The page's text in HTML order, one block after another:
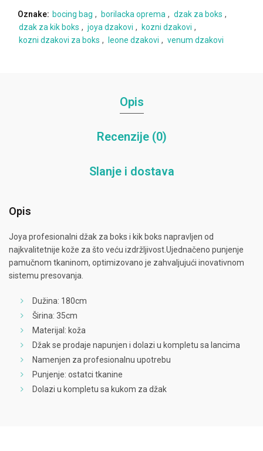
Oznake: bocing bag , borilacka oprema , dzak za boks ,
dzak za kik boks , joya dzakovi , kozni dzakovi ,
kozni dzakovi za boks , leone dzakovi , venum dzakovi
Opis
Recenzije (0)
Slanje i dostava
Opis
Joya profesionalni džak za boks i kik boks napravljen od
najkvalitetnije kože za što veću izdržljivost.Ujednačeno punjenje
pamučnom tkaninom, optimizovano je zahvaljujući inovativnom
sistemu presovanja.
Dužina: 180cm
Širina: 35cm
Materijal: koža
Džak se prodaje napunjen i dolazi u kompletu sa lancima
Namenjen za profesionalnu upotrebu
Punjenje: ostatci tkanine
Dolazi u kompletu sa kukom za džak